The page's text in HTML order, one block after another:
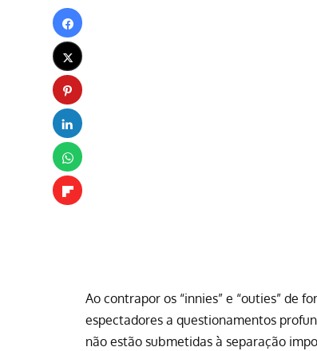
Ao contrapor os “innies” e “outies” de
espectadores a questionamentos
não estão submetidas à separação